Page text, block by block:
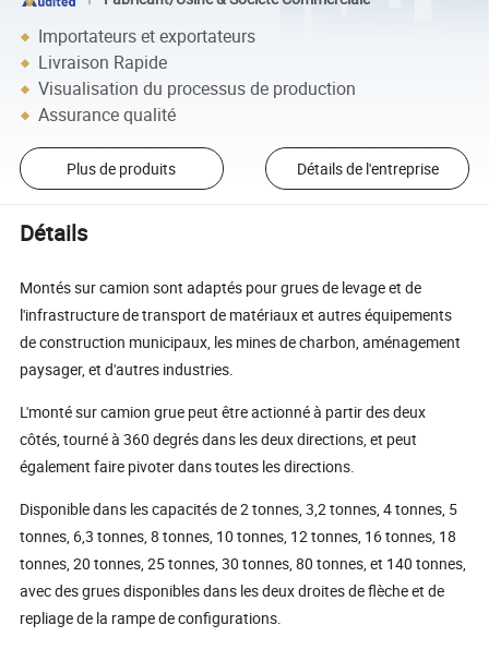
Importateurs et exportateurs
Livraison Rapide
Visualisation du processus de production
Assurance qualité
Plus de produits Détails de l'entreprise
Détails
Montés sur camion sont adaptés pour grues de levage et de
l'infrastructure de transport de matériaux et autres équipements
de construction municipaux, les mines de charbon, aménagement
paysager, et d'autres industries.
L'monté sur camion grue peut être actionné à partir des deux
côtés, tourné à 360 degrés dans les deux directions, et peut
également faire pivoter dans toutes les directions.
Disponible dans les capacités de 2 tonnes, 3,2 tonnes, 4 tonnes, 5
tonnes, 6,3 tonnes, 8 tonnes, 10 tonnes, 12 tonnes, 16 tonnes, 18
tonnes, 20 tonnes, 25 tonnes, 30 tonnes, 80 tonnes, et 140 tonnes,
avec des grues disponibles dans les deux droites de flèche et de
repliage de la rampe de configurations.